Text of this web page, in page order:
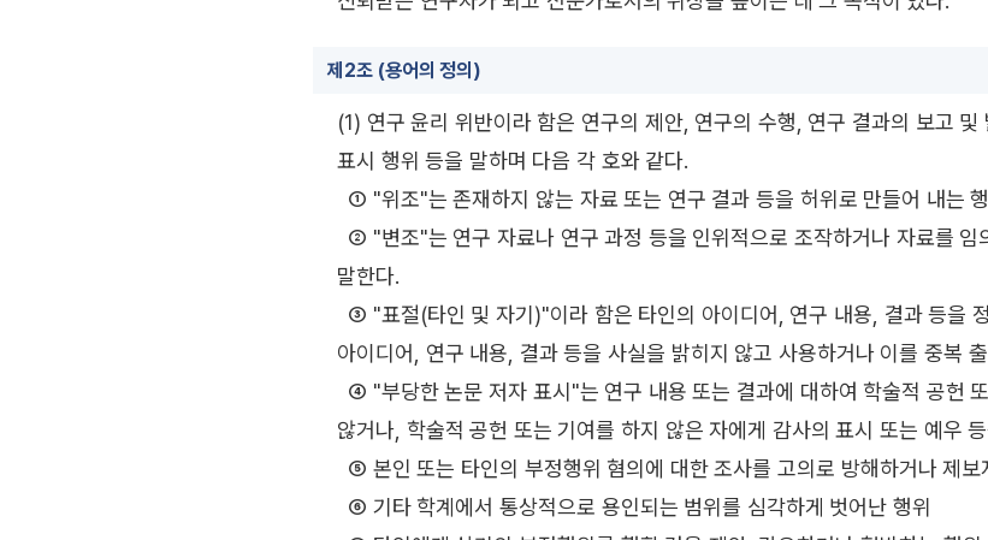
제2조 (용어의 정의)
(1) 연구 윤리 위반이라 함은 연구의 제안, 연구의 수행, 연구 결과의 보고
표시 행위 등을 말하며 다음 각 호와 같다.
① "위조"는 존재하지 않는 자료 또는 연구 결과 등을 허위로 만들어 내는
② "변조"는 연구 자료나 연구 과정 등을 인위적으로 조작하거나 자료를
말한다.
③ "표절(타인 및 자기)"이라 함은 타인의 아이디어, 연구 내용, 결과 등을
아이디어, 연구 내용, 결과 등을 사실을 밝히지 않고 사용하거나 이를 중복
④ "부당한 논문 저자 표시"는 연구 내용 또는 결과에 대하여 학술적 공헌
않거나, 학술적 공헌 또는 기여를 하지 않은 자에게 감사의 표시 또는 예우
⑤ 본인 또는 타인의 부정행위 혐의에 대한 조사를 고의로 방해하거나 제보
⑥ 기타 학계에서 통상적으로 용인되는 범위를 심각하게 벗어난 행위